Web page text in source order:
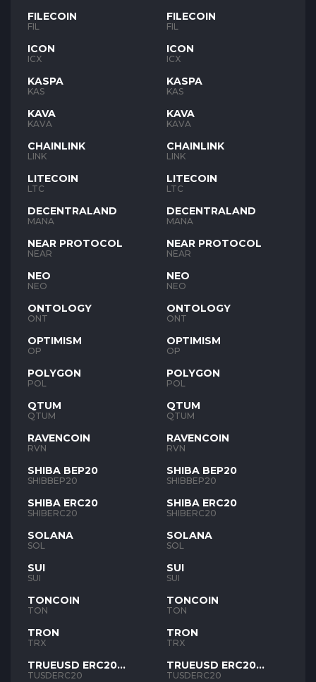
FILECOIN
FIL
ICON
ICX
KASPA
KAS
KAVA
KAVA
CHAINLINK
LINK
LITECOIN
LTC
DECENTRALAND
MANA
NEAR PROTOCOL
NEAR
NEO
NEO
ONTOLOGY
ONT
OPTIMISM
OP
POLYGON
POL
QTUM
QTUM
RAVENCOIN
RVN
SHIBA BEP20
SHIBBEP20
SHIBA ERC20
SHIBERC20
SOLANA
SOL
SUI
SUI
TONCOIN
TON
TRON
TRX
TRUEUSD ERC20
TUSD
TUSDERC20
FILECOIN
FIL
ICON
ICX
KASPA
KAS
KAVA
KAVA
CHAINLINK
LINK
LITECOIN
LTC
DECENTRALAND
MANA
NEAR PROTOCOL
NEAR
NEO
NEO
ONTOLOGY
ONT
OPTIMISM
OP
POLYGON
POL
QTUM
QTUM
RAVENCOIN
RVN
SHIBA BEP20
SHIBBEP20
SHIBA ERC20
SHIBERC20
SOLANA
SOL
SUI
SUI
TONCOIN
TON
TRON
TRX
TRUEUSD ERC20
TUSD
TUSDERC20